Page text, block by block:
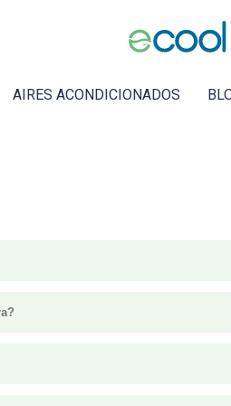
AIRES ACONDICIONADOS